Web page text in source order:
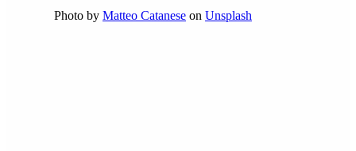
Photo by Matteo Catanese on Unsplash